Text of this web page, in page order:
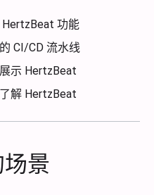
HertzBeat 功能
CI/CD 流水线
示 HertzBeat
解 HertzBeat
景